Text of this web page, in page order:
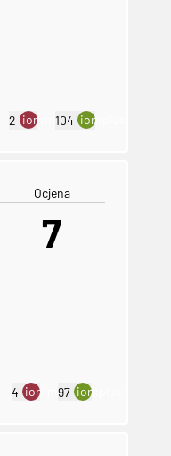
2 ion:minus
104 ion:plus
Ocjena
7
4 ion:minus
97 ion:plus